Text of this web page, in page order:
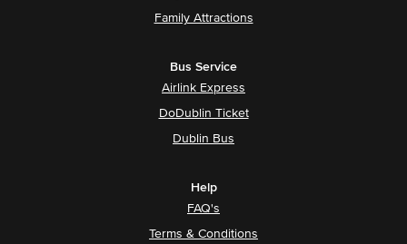
Family Attractions
Bus Service
Airlink Express
DoDublin Ticket
Dublin Bus
Help
FAQ's
Terms & Conditions